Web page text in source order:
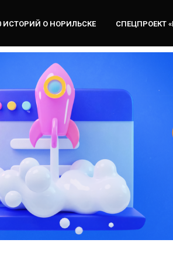
ИСТОРИЙ О НОРИЛЬСКЕ СПЕЦПРОЕКТ